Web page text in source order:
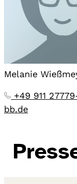
Melanie
+49 911
bb.de